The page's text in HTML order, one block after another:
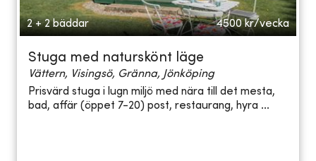
2 + 2 bäddar 4500 kr/vecka
Stuga med naturskönt läge
Vättern, Visingsö, Gränna, Jönköping
Prisvärd stuga i lugn miljö med nära till det mesta,
bad, affär (öppet 7-20) post, restaurang, hyra ...